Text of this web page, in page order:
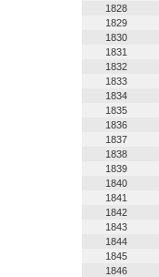
1828
1829
1830
1831
1832
1833
1834
1835
1836
1837
1838
1839
1840
1841
1842
1843
1844
1845
1846